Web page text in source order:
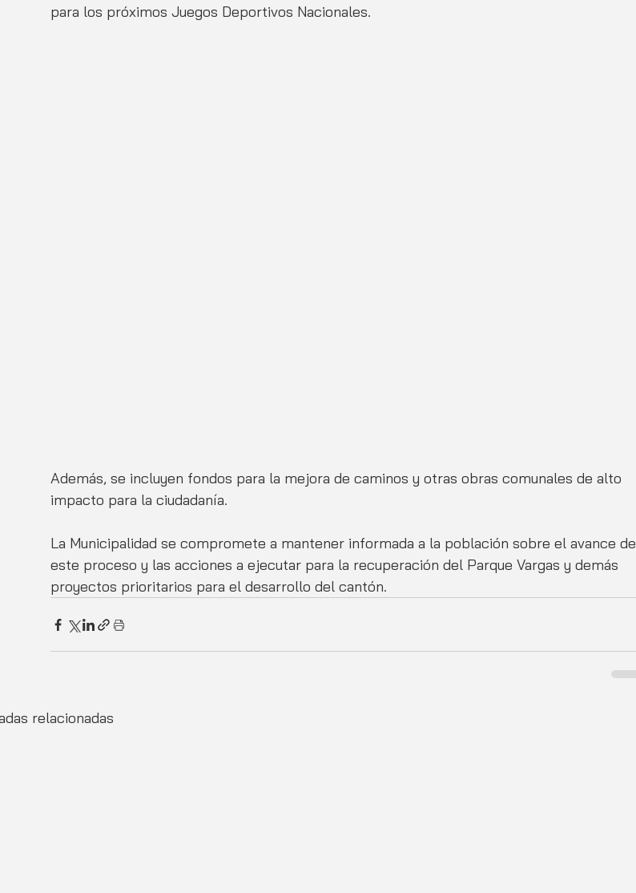
para los próximos Juegos Deportivos Nacionales.
Además, se incluyen fondos para la mejora de caminos y otras obras comunales de alto
impacto para la ciudadanía.
La Municipalidad se compromete a mantener informada a la población sobre el avance de
este proceso y las acciones a ejecutar para la recuperación del Parque Vargas y demás
proyectos prioritarios para el desarrollo del cantón.
relacionadas